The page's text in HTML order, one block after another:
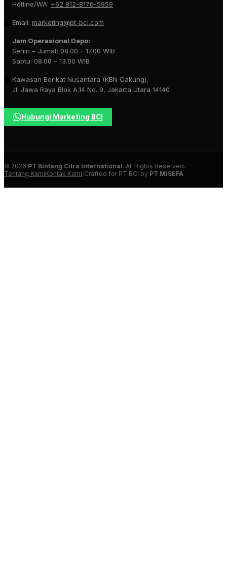
Hotline/WA: +62 812-8176-5959
Email: marketing@pt-bci.com
Jam Operasional Depo:
Senin – Jumat: 08.00 – 17.00 WIB
Sabtu: 08.00 – 13.00 WIB
Kawasan Berikat Nusantara (KBN Cakung),
Jl. Jawa Raya Blok A.14 No. 9, Jakarta Utara 14140
Hubungi Marketing BCI
© 2026 PT Bintang Citra International. All Rights Reserved.
Tentang KamiKontak Kami Crafted for PT BCI by PT MISEFA